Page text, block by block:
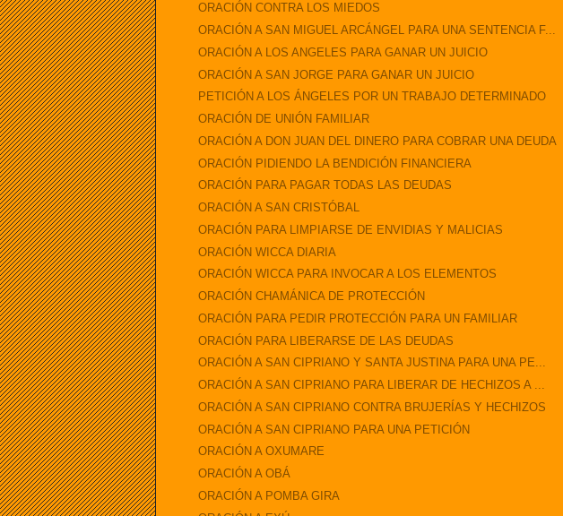
ORACIÓN CONTRA LOS MIEDOS
ORACIÓN A SAN MIGUEL ARCÁNGEL PARA UNA SENTENCIA F...
ORACIÓN A LOS ANGELES PARA GANAR UN JUICIO
ORACIÓN A SAN JORGE PARA GANAR UN JUICIO
PETICIÓN A LOS ÁNGELES POR UN TRABAJO DETERMINADO
ORACIÓN DE UNIÓN FAMILIAR
ORACIÓN A DON JUAN DEL DINERO PARA COBRAR UNA DEUDA
ORACIÓN PIDIENDO LA BENDICIÓN FINANCIERA
ORACIÓN PARA PAGAR TODAS LAS DEUDAS
ORACIÓN A SAN CRISTÓBAL
ORACIÓN PARA LIMPIARSE DE ENVIDIAS Y MALICIAS
ORACIÓN WICCA DIARIA
ORACIÓN WICCA PARA INVOCAR A LOS ELEMENTOS
ORACIÓN CHAMÁNICA DE PROTECCIÓN
ORACIÓN PARA PEDIR PROTECCIÓN PARA UN FAMILIAR
ORACIÓN PARA LIBERARSE DE LAS DEUDAS
ORACIÓN A SAN CIPRIANO Y SANTA JUSTINA PARA UNA PE...
ORACIÓN A SAN CIPRIANO PARA LIBERAR DE HECHIZOS A ...
ORACIÓN A SAN CIPRIANO CONTRA BRUJERÍAS Y HECHIZOS
ORACIÓN A SAN CIPRIANO PARA UNA PETICIÓN
ORACIÓN A OXUMARE
ORACIÓN A OBÁ
ORACIÓN A POMBA GIRA